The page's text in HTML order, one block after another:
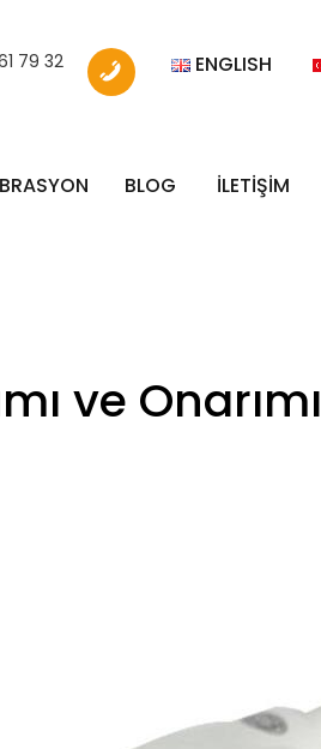
79 32 ENGLISH
BLOG İLETİŞİM
ve Onarımı